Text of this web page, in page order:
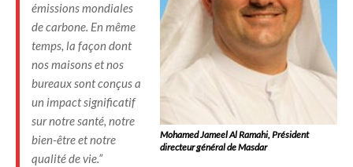
Mohamed Jameel Al Ramahi, Président
directeur général de Masdar
émissions mondiales
de carbone. En même
temps, la façon dont
nos maisons et nos
bureaux sont conçus a
un impact significatif
sur notre santé, notre
bien-être et notre
qualité de vie.”